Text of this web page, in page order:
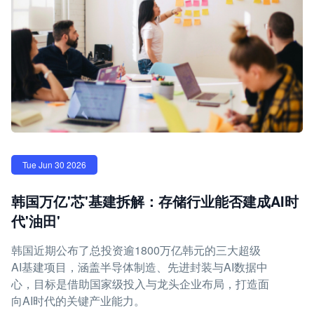
Tue Jun 30 2026
韩国万亿'芯'基建拆解：存储行业能否建成AI时
代'油田'
韩国近期公布了总投资逾1800万亿韩元的三大超级
AI基建项目，涵盖半导体制造、先进封装与AI数据中
心，目标是借助国家级投入与龙头企业布局，打造面
向AI时代的关键产业能力。